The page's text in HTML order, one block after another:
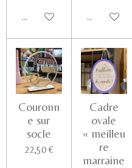
Ajouter au panierVoir les
Couronn
e sur
socle
22,50 €
Cadre
ovale
« meilleu
re
marraine